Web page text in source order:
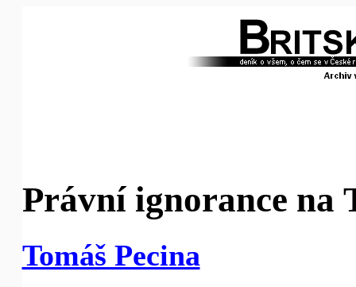
Právní ignorance na
Tomáš Pecina